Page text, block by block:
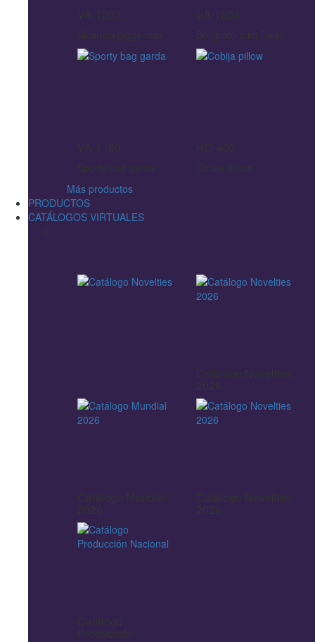
VA-1203
Alcancia piggy max
VA-1203
Bolígrafo mini Dwell
VA-1189
Sporty bag garda
HO-403
Cobija pillow
Más productos
PRODUCTOS
CATÁLOGOS VIRTUALES
Catálogo Novelties
2026
Catálogo Mundial
2026
Catálogo Novelties
2026
Catálogo
Producción